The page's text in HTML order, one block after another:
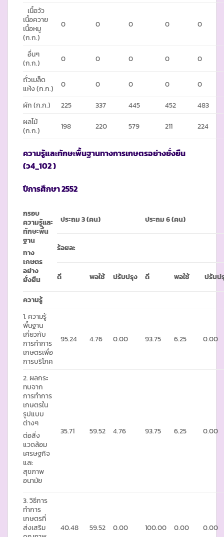
เนื้อวัว
เนื้อควาย
เนื้อหมู
(ก.ก.)
0 0 0 0 0
อื่นๆ
(ก.ก.)
0 0 0 0
0
ถั่วเมล็ด
แห้ง (ก.ก.)
0 0 0 0
0
ผัก (ก.ก.)
225 337 445 452
483
ผลไม้
(ก.ก.)
198 220 579 211 224
ความรู้และทักษะพื้นฐานทางการเกษตรอย่างยั่งยืน
(ว4_102 )
ปีการศึกษา2552
กรอบ
ความรู้และ
ทักษะพื้น
ฐาน
ทาง
เกษตร
อย่าง
ยั่งยืน
ประถม 3 (คน) ประถม6 (คน)
ร้อยละ
ดี พอใช้ ปรับปรุง ดี พอใช้ ปรับป
ความรู้
1. ความรู้
พื้นฐาน
เกี่ยวกับ
การทำการ
เกษตรเพื่อ
การบริโภค
95.24 4.76 0.00 93.75 6.25 0.00
2. ผลกระ
ทบจาก
การทำการ
เกษตรใน
รูปแบบ
ต่างๆ
ต่อสิ่ง
แวดล้อม
เศรษฐกิจ
และ
สุขภาพ
อนามัย
35.71 59.52 4.76 93.75 6.25 0.00
3. วิธีการ
ทำการ
เกษตรที่
ส่งเสริม
40.48 59.52 0.00 100.00 0.00 0.00